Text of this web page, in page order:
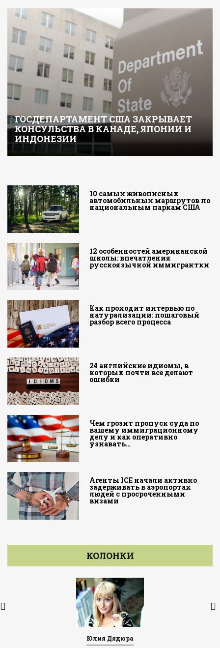
ГОСДЕПАРТАМЕНТ США ЗАКРЫВАЕТ
КОНСУЛЬСТВА В КАНАДЕ, ЯПОНИИ И
ИНДОНЕЗИИ
10 самых живописных
автомобильных маршрутов по
национальным паркам США
12 особенностей американской
школы: впечатления
русскоязычной иммигрантки
Как проходит интервью по
натурализации: пошаговый
разбор всего процесса
24 английские идиомы, в
которых почти все делают
ошибки
Чем грозит пропуск суда по
вашему иммиграционному
делу и как оперативно
узнавать…
Агенты ICE начали активно
задерживать в аэропортах
людей с просроченными
визами
КОЛОНКИ
Юлия Дядюра